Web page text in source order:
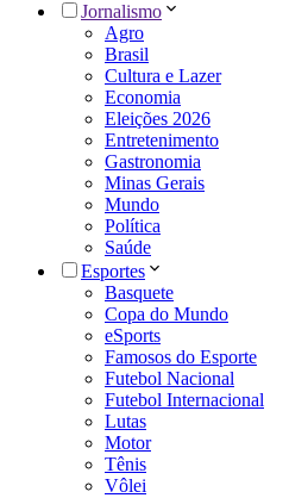
Jornalismo
Agro
Brasil
Cultura e Lazer
Economia
Eleições 2026
Entretenimento
Gastronomia
Minas Gerais
Mundo
Política
Saúde
Esportes
Basquete
Copa do Mundo
eSports
Famosos do Esporte
Futebol Nacional
Futebol Internacional
Lutas
Motor
Tênis
Vôlei